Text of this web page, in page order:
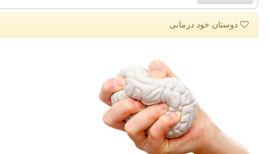
دوستان خود درمانی